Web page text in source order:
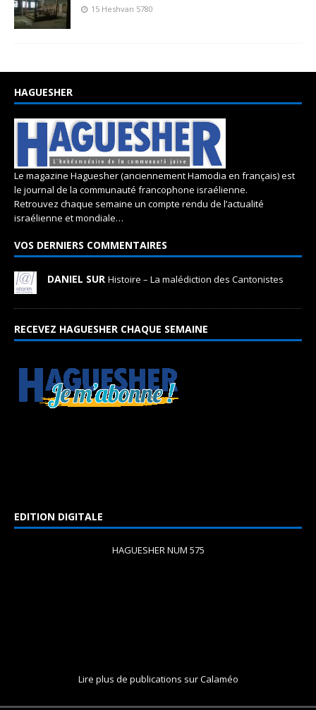
15 Heshvan 5780
HAGUESHER
Le magazine Haguesher (anciennement Hamodia en français) est
le journal de la communauté francophone israélienne.
Retrouvez chaque semaine un compte rendu de l’actualité
israélienne et mondiale…
VOS DERNIERS COMMENTAIRES
DANIEL SUR Histoire – La malédiction des Cantonistes
RECEVEZ HAGUESHER CHAQUE SEMAINE
EDITION DIGITALE
HAGUESHER NUM 575
Lire plus de publications sur Calaméo